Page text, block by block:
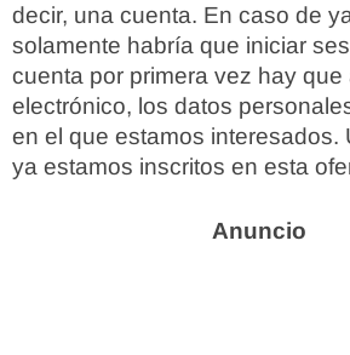
decir, una cuenta. En caso de
solamente habría que iniciar
cuenta por primera vez hay que
electrónico, los datos
en el que estamos interesados.
ya estamos inscritos en esta